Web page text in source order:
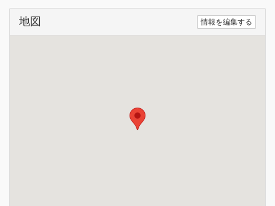
地図 情報を編集する